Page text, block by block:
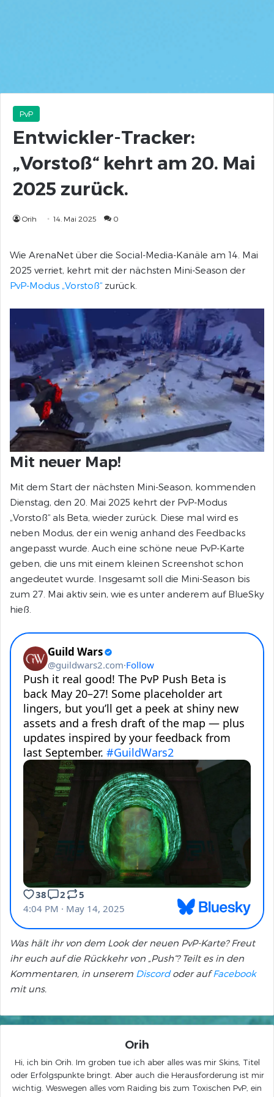
PvP
Entwickler-Tracker:
„Vorstoß“ kehrt am 20. Mai
2025 zurück.
Orih 14. Mai 2025 0
Wie ArenaNet über die Social-Media-Kanäle am 14. Mai
2025 verriet, kehrt mit der nächsten Mini-Season der
PvP-Modus „Vorstoß“ zurück.
Mit neuer Map!
Mit dem Start der nächsten Mini-Season, kommenden
Dienstag, den 20. Mai 2025 kehrt der PvP-Modus
„Vorstoß“ als Beta, wieder zurück. Diese mal wird es
neben Modus, der ein wenig anhand des Feedbacks
angepasst wurde. Auch eine schöne neue PvP-Karte
geben, die uns mit einem kleinen Screenshot schon
angedeutet wurde. Insgesamt soll die Mini-Season bis
zum 27. Mai aktiv sein, wie es unter anderem auf BlueSky
hieß.
Was hält ihr von dem Look der neuen PvP-Karte? Freut
ihr euch auf die Rückkehr von „Push“? Teilt es in den
Kommentaren, in unserem Discordoder aufFacebook
mit uns.
Orih
Hi, ich bin Orih. Im groben tue ich aber alles was mir Skins, Titel
oder Erfolgspunkte bringt. Aber auch die Herausforderung ist mir
wichtig. Weswegen alles vom Raiding bis zum Toxischen PvP, ein